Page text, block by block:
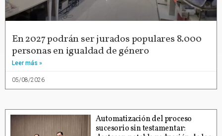
En 2027 podrán ser jurados populares 8.000
personas en igualdad de género
Leer más »
05/08/2026
Automatización del proceso
sucesorio sin testamentar: